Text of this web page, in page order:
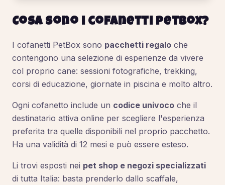
Cosa sono i cofanetti PetBox?
I cofanetti PetBox sono pacchetti regalo che
contengono una selezione di esperienze da vivere
col proprio cane: sessioni fotografiche, trekking,
corsi di educazione, giornate in piscina e molto altro.
Ogni cofanetto include un codice univoco che il
destinatario attiva online per scegliere l'esperienza
preferita tra quelle disponibili nel proprio pacchetto.
Ha una validità di 12 mesi e può essere esteso.
Li trovi esposti nei pet shop e negozi specializzati
di tutta Italia: basta prenderlo dallo scaffale,